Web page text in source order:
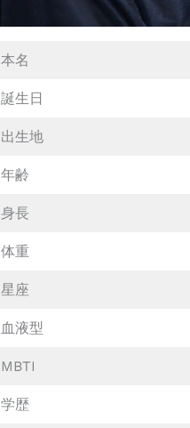
本名
誕生日
出生地
年齢
身長
体重
星座
血液型
MBTI
学歴